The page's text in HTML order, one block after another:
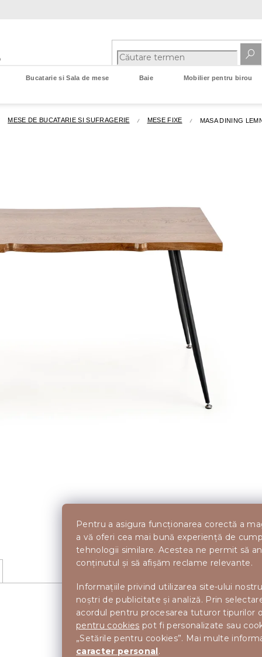
Pentru a asigura funcționarea corectă a
a vă oferi cea mai bună experiență de
tehnologii similare. Acestea ne permit să
conținutul și să afișăm reclame relevante.
Informațiile privind utilizarea site-ului
noștri de publicitate și analiză. Prin
acordul pentru procesarea tuturor tipurilor
pentru cookies pot fi personalizate sau
„Setările pentru cookies”. Mai multe
caracter personal.
Bucatarie si Sala de mese Baie Mobilier pentru birou
MESE DE BUCATARIE SI SUFRAGERIE MESE FIXE MASA DINING